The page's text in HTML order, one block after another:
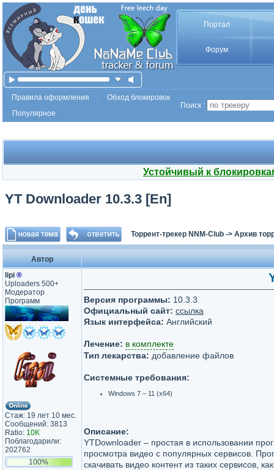
Портал
Форум
Правила оформления
Обход блокировок
Популярное
Поиск :
Устойчивый к
YT Downloader 10.3.3 [En]
Торрент-трекер NNM-Club -> Архив
Автор
lipi ®
Uploaders 500+
Модератор
Программ
Стаж: 19 лет 10 мес.
Сообщений: 3813
Ratio: 10K
Поблагодарили:
202762
100%
Версия программы: 10.3.3
Официальный сайт: ссылка
Язык интерфейса: Английский
Лечение: в комплекте
Тип лекарства: добавление файлов
Системные требования:
Windows 7 – 11 (x64)
Описание:
YTDownloader – простая в использовании
просмотра видео с популярных сервисов.
скачивать видео контент из таких сервисов,